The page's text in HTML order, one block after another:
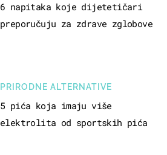
PREHRANU
6 napitaka koje dijetetičari
preporučuju za zdrave zglobove
PRIRODNE ALTERNATIVE
5 pića koja imaju više
elektrolita od sportskih pića